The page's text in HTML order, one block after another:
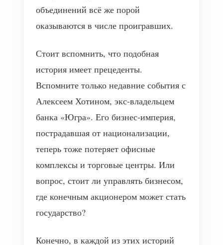
объединений всё же порой
оказываются в числе проигравших.
Стоит вспомнить, что подобная
история имеет прецеденты.
Вспомните только недавние события с
Алексеем Хотином, экс-владельцем
банка «Югра». Его бизнес-империя,
пострадавшая от национализации,
теперь тоже потеряет офисные
комплексы и торговые центры. Или
вопрос, стоит ли управлять бизнесом,
где конечным акционером может стать
государство?
Конечно, в каждой из этих историй